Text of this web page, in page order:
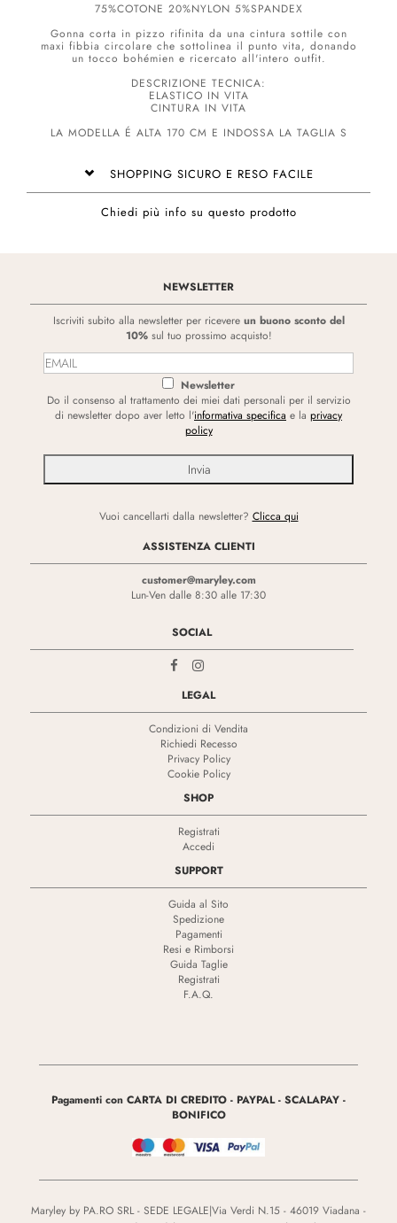
75%COTONE 20%NYLON 5%SPANDEX
Gonna corta in pizzo rifinita da una cintura sottile con
maxi fibbia circolare che sottolinea il punto vita, donando
un tocco bohémien e ricercato all'intero outfit.
DESCRIZIONE TECNICA:
ELASTICO IN VITA
CINTURA IN VITA
LA MODELLA É ALTA 170 CM E INDOSSA LA TAGLIA S
SHOPPING SICURO E RESO FACILE
Chiedi più info su questo prodotto
NEWSLETTER
Iscriviti subito alla newsletter per ricevere un buono sconto del
10%sul tuo prossimo acquisto!
Newsletter
Do il consenso al trattamento dei miei dati personali per il servizio
di newsletter dopo aver letto l'informativa specifica e la privacy
policy
Vuoi cancellarti dalla newsletter? Clicca qui
ASSISTENZA CLIENTI
customer@maryley.com
Lun-Ven dalle 8:30 alle 17:30
SOCIAL
LEGAL
Condizioni di Vendita
Richiedi Recesso
Privacy Policy
Cookie Policy
SHOP
Registrati
Accedi
SUPPORT
Guida al Sito
Spedizione
Pagamenti
Resi e Rimborsi
Guida Taglie
Registrati
F.A.Q.
Pagamenti con CARTA DI CREDITO - PAYPAL - SCALAPAY -
BONIFICO
Maryley by PA.RO SRL - SEDE LEGALE|Via Verdi N.15 - 46019 Viadana -